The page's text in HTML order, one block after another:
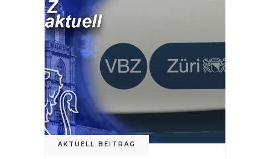
AKTUELL BEITRAG